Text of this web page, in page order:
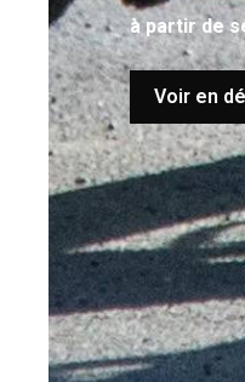
à partir de
Voir en